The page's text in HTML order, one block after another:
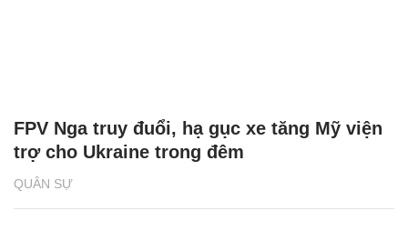
QUÂN SỰ
FPV Nga truy đuổi, hạ gục xe tăng Mỹ viện
trợ cho Ukraine trong đêm